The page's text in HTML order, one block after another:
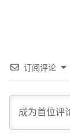
订阅评论